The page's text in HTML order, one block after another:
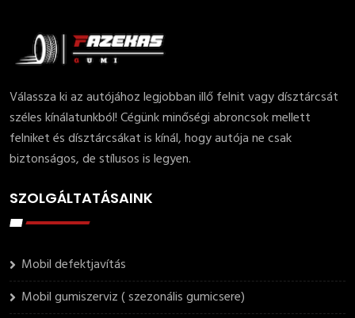
Válassza ki az autójához legjobban illő felnit vagy dísztárcsát
széles kínálatunkból! Cégünk minőségi abroncsok mellett
felniket és dísztárcsákat is kínál, hogy autója ne csak
biztonságos, de stílusos is legyen.
SZOLGÁLTATÁSAINK
Mobil defektjavítás
Mobil gumiszerviz ( szezonális gumicsere)